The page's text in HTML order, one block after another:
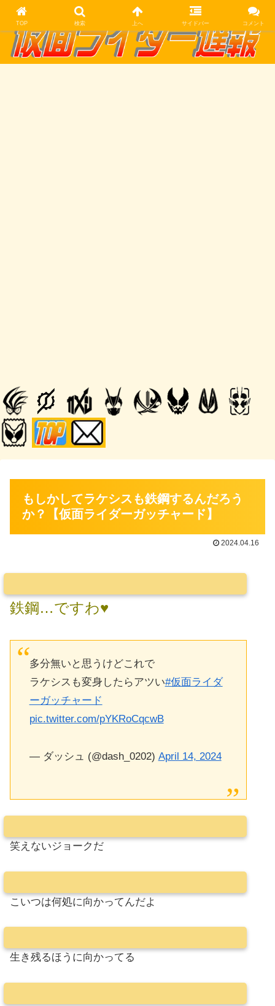
もしかしてラケシスも鉄鋼するんだろう
か？【仮面ライダーガッチャード】
2024.04.16
鉄鋼…ですわ♥
多分無いと思うけどこれで
ラケシスも変身したらアツい#仮面ライダ
ーガッチャード
pic.twitter.com/pYKRoCqcwB
— ダッシュ (@dash_0202) April 14, 2024
笑えないジョークだ
こいつは何処に向かってんだよ
生き残るほうに向かってる
TOP 検索 上へ サイドバー コメント